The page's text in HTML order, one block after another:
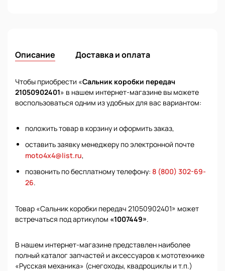
Описание Доставка и оплата
Чтобы приобрести «Сальник коробки передач
21050902401» в нашем интернет-магазине вы можете
воспользоваться одним из удобных для вас вариантом:
положить товар в корзину и оформить заказ,
оставить заявку менеджеру по электронной почте
moto4x4@list.ru,
позвонить по бесплатному телефону: 8 (800) 302-69-
26.
Товар «Сальник коробки передач 21050902401» может
встречаться под артикулом «1007449».
В нашем интернет-магазине представлен наиболее
полный каталог запчастей и аксессуаров к мототехнике
«Русская механика» (снегоходы, квадроциклы и т.п.)